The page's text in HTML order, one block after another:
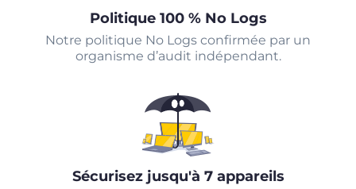
Politique 100 % No Logs
Notre politique No Logs confirmée par un
organisme d’audit indépendant.
Sécurisez jusqu'à 7 appareils